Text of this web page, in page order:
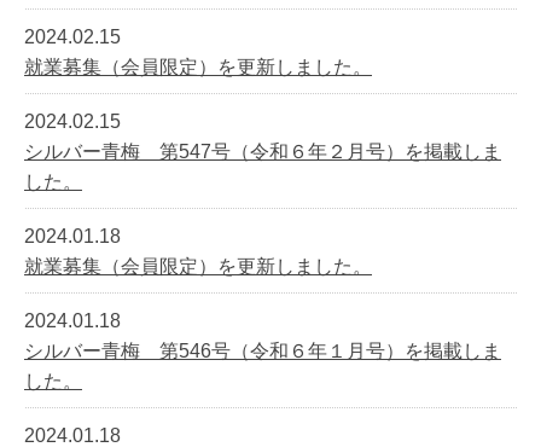
2024.02.15
就業募集（会員限定）を更新しました。
2024.02.15
シルバー青梅 第547号（令和６年２月号）を掲載しま
した。
2024.01.18
就業募集（会員限定）を更新しました。
2024.01.18
シルバー青梅 第546号（令和６年１月号）を掲載しま
した。
2024.01.18